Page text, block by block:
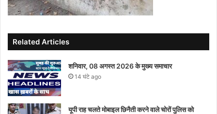
Related Articles
शनिवार, 08 अगस्त 2026 के मुख्य समाचार
14 घंटे ago
यूपी राह चलते मोबाइल छिनैती करने वाले चोरों पुलिस को